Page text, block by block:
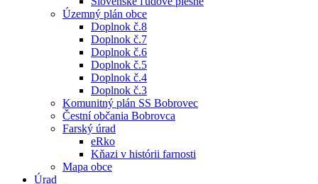
Územný plán obce
Doplnok č.8
Doplnok č.7
Doplnok č.6
Doplnok č.5
Doplnok č.4
Doplnok č.3
Komunitný plán SS Bobrovec
Čestní občania Bobrovca
Farský úrad
eRko
Kňazi v histórii farnosti
Mapa obce
Úrad